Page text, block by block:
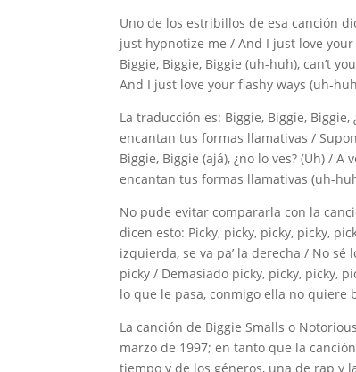
Uno de los estribillos de esa canción
just hypnotize me / And I just love your
Biggie, Biggie, Biggie (uh-huh), can’t
And I just love your flashy ways (uh-
La traducción es: Biggie, Biggie,
encantan tus formas llamativas /
Biggie, Biggie (ajá), ¿no lo ves? (Uh) /
encantan tus formas llamativas (uh-
No pude evitar compararla con la
dicen esto: Picky, picky, picky, picky,
izquierda, se va pa’ la derecha / No
picky / Demasiado picky, picky, picky,
lo que le pasa, conmigo ella no quiere
La canción de Biggie Smalls o
marzo de 1997; en tanto que la
tiempo y de los géneros, una de rap y